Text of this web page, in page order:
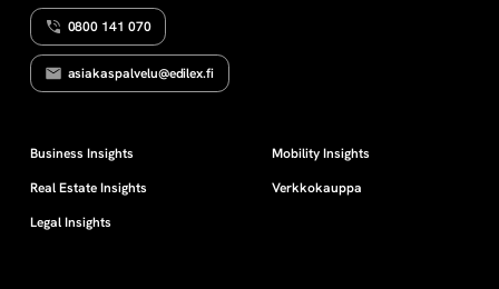
0800 141 070
asiakaspalvelu@edilex.fi
Business Insights
Real Estate Insights
Legal Insights
Mobility Insights
Verkkokauppa